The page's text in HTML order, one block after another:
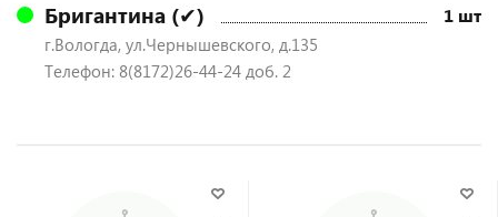
Бригантина (✔) 1 шт
г.Вологда, ул.Чернышевского, д.135
Телефон: 8(8172)26-44-24 доб. 2